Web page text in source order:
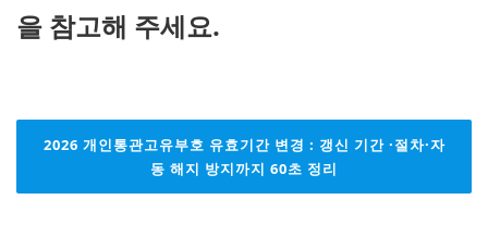
을 참고해 주세요.
2026 개인통관고유부호 유효기간 변경 : 갱신 기간 ·절차·자
동 해지 방지까지 60초 정리